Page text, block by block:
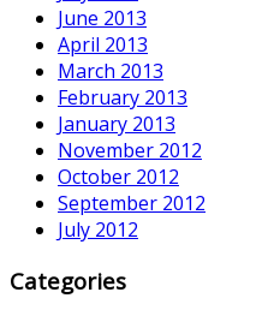
June 2013
April 2013
March 2013
February 2013
January 2013
November 2012
October 2012
September 2012
July 2012
Categories